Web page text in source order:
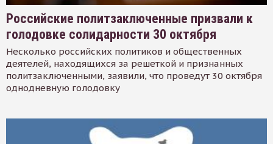
Российские политзаключенные призвали к
голодовке солидарности 30 октября
Несколько российских политиков и общественных
деятелей, находящихся за решеткой и признанных
политзаключенными, заявили, что проведут 30 октября
однодневную голодовку